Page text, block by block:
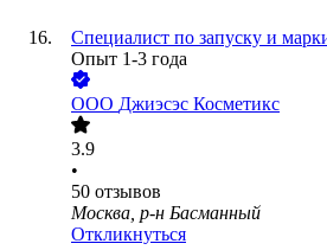
Специалист по запуску и
Опыт 1-3 года
ООО Джиэсэс Косметикс
3.9
•
50 отзывов
Москва, р-н Басманный
Откликнуться